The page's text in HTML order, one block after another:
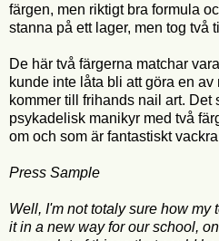
färgen, men riktigt bra formula
stanna på ett lager, men tog två
De här två färgerna matchar
kunde inte låta bli att göra en
kommer till frihands nail art. Det
psykadelisk manikyr med två
om och som är fantastiskt
Press Sample
Well, I'm not totaly sure how my
it in a new way for our school,